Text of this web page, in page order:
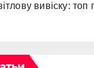
вивіску: топ